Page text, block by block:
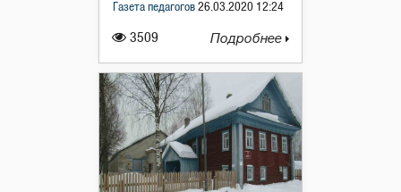
3509
Газета педагогов 26.03.2020 12:24
Подробнее